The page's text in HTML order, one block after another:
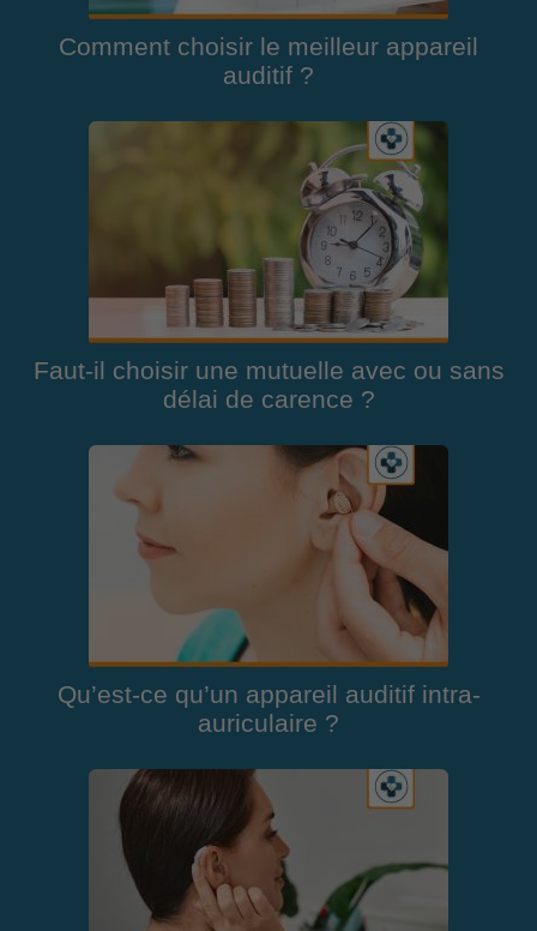
Comment choisir le meilleur appareil
auditif ?
Faut-il choisir une mutuelle avec ou sans
délai de carence ?
Qu’est-ce qu’un appareil auditif intra-
auriculaire ?